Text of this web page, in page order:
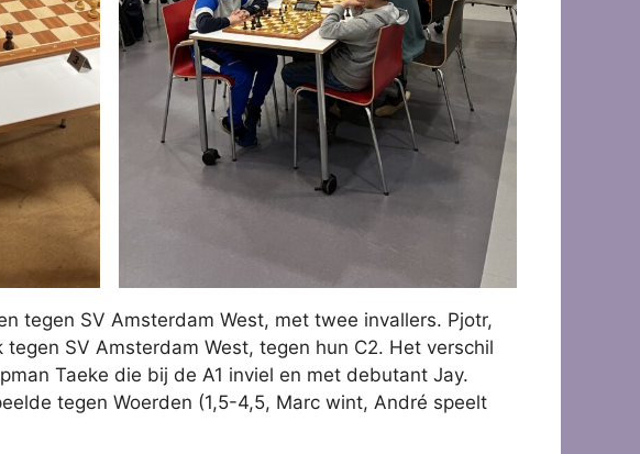
tegen SV Amsterdam West, met twee invallers. Pjotr,
SV Amsterdam West, tegen hun C2. Het verschil
Taeke die bij de A1 inviel en met debutant Jay.
tegen Woerden (1,5-4,5, Marc wint, André speelt